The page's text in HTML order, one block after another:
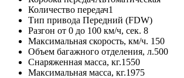
Количество передач1
Тип привода Передний (FDW)
Разгон от 0 до 100 км/ч, сек. 8
Максимальная скорость, км/ч. 150
Объем багажного отделения, л.500
Снаряженная масса, кг.1550
Максимальная масса, кг.1975